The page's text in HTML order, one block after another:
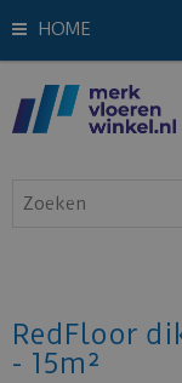
HOME
RedFloor
- 15m²